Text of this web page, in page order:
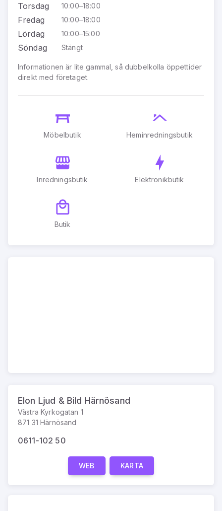
Torsdag 10:00–18:00
Fredag 10:00–18:00
Lördag 10:00–15:00
Söndag Stängt
Informationen är lite gammal, så dubbelkolla öppettider
direkt med företaget.
Möbelbutik Heminredningsbutik
Inredningsbutik Elektronikbutik
Butik
Elon Ljud & Bild Härnösand
Västra Kyrkogatan 1
871 31 Härnösand
0611-102 50
WEB KARTA